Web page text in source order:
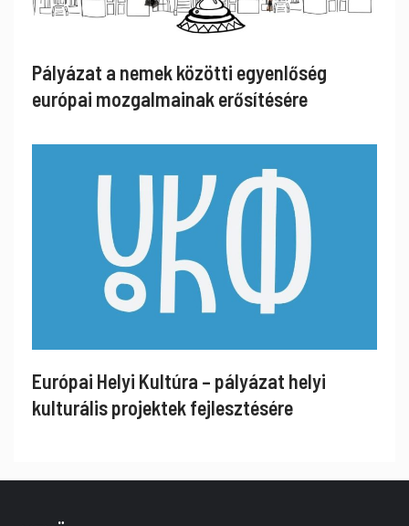
Pályázat a nemek közötti egyenlőség
európai mozgalmainak erősítésére
Európai Helyi Kultúra – pályázat helyi
kulturális projektek fejlesztésére